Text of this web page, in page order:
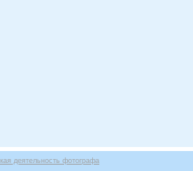
деятельность фотографа